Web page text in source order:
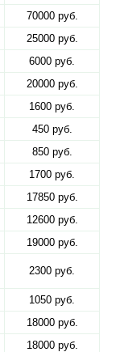
70000 руб.
25000 руб.
6000 руб.
20000 руб.
1600 руб.
450 руб.
850 руб.
1700 руб.
17850 руб.
12600 руб.
19000 руб.
2300 руб.
1050 руб.
18000 руб.
18000 руб.